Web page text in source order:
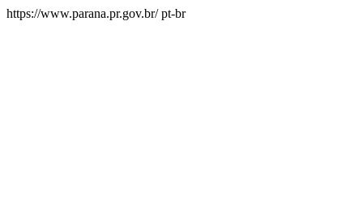
https://www.parana.pr.gov.br/pt-br